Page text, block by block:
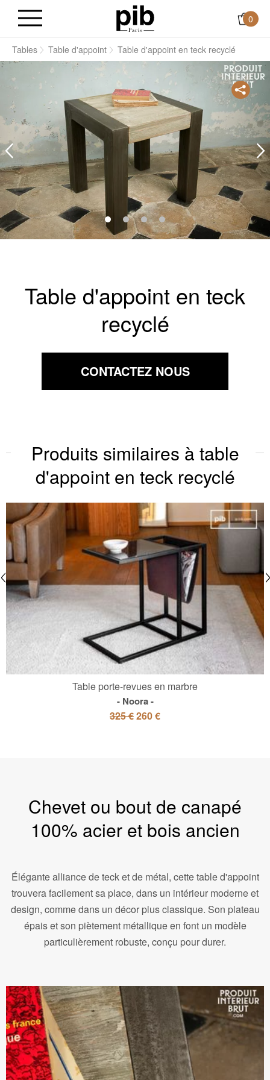
0
Tables Table d'appoint Table d'appoint en teck recyclé
Table d'appoint en teck
recyclé
CONTACTEZ NOUS
Produits similaires à table
d'appoint en teck recyclé
Table porte-revues en marbre
Noora
325 €260 €
Chevet ou bout de canapé
100% acier et bois ancien
Élégante alliance de teck et de métal, cette table d'appoint
trouvera facilement sa place, dans un intérieur moderne et
design, comme dans un décor plus classique. Son plateau
épais et son piètement métallique en font un modèle
particulièrement robuste, conçu pour durer.